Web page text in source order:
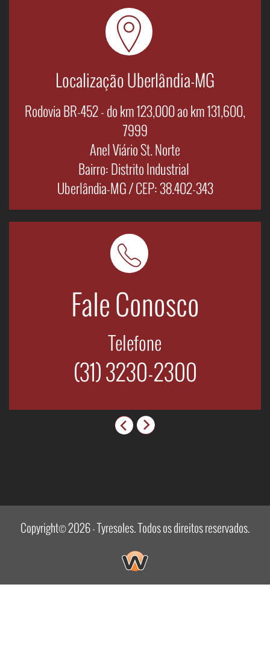
Localização Uberlândia-MG
Rodovia BR-452 - do km 123,000 ao km 131,600,
7999
Anel Viário St. Norte
Bairro: Distrito Industrial
Uberlândia-MG / CEP: 38.402-343
Fale Conosco
Telefone
(31) 3230-2300
Copyright© 2026 - Tyresoles. Todos os direitos reservados.